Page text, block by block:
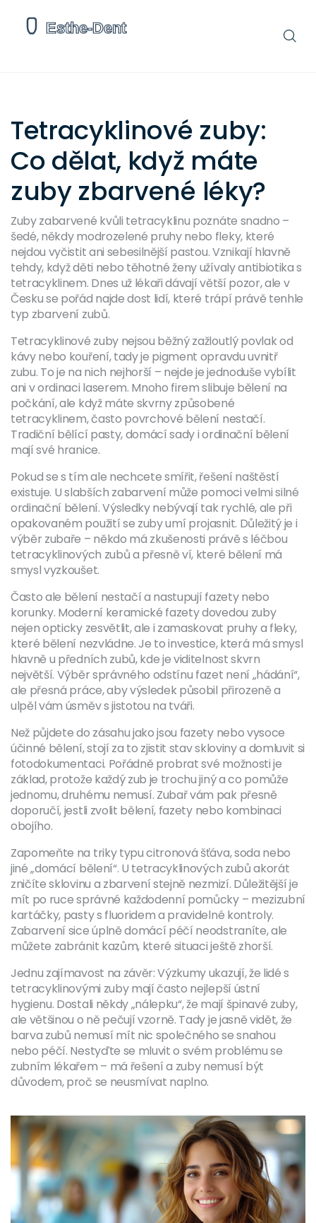
Tetracyklinové zuby:
Co dělat, když máte
zuby zbarvené léky?
Zuby zabarvené kvůli tetracyklinu poznáte snadno –
šedé, někdy modrozelené pruhy nebo fleky, které
nejdou vyčistit ani sebesilnější pastou. Vznikají hlavně
tehdy, když děti nebo těhotné ženy užívaly antibiotika s
tetracyklinem. Dnes už lékaři dávají větší pozor, ale v
Česku se pořád najde dost lidí, které trápí právě tenhle
typ zbarvení zubů.
Tetracyklinové zuby nejsou běžný zažloutlý povlak od
kávy nebo kouření, tady je pigment opravdu uvnitř
zubu. To je na nich nejhorší – nejde je jednoduše vybílit
ani v ordinaci laserem. Mnoho firem slibuje bělení na
počkání, ale když máte skvrny způsobené
tetracyklinem, často povrchové bělení nestačí.
Tradiční bělící pasty, domácí sady i ordinační bělení
mají své hranice.
Pokud se s tím ale nechcete smířit, řešení naštěstí
existuje. U slabších zabarvení může pomoci velmi silné
ordinační bělení. Výsledky nebývají tak rychlé, ale při
opakovaném použití se zuby umí projasnit. Důležitý je i
výběr zubaře – někdo má zkušenosti právě s léčbou
tetracyklinových zubů a přesně ví, které bělení má
smysl vyzkoušet.
Často ale bělení nestačí a nastupují fazety nebo
korunky. Moderní keramické fazety dovedou zuby
nejen opticky zesvětlit, ale i zamaskovat pruhy a fleky,
které bělení nezvládne. Je to investice, která má smysl
hlavně u předních zubů, kde je viditelnost skvrn
největší. Výběr správného odstínu fazet není „hádání“,
ale přesná práce, aby výsledek působil přirozeně a
ulpěl vám úsměv s jistotou na tváři.
Než půjdete do zásahu jako jsou fazety nebo vysoce
účinné bělení, stojí za to zjistit stav skloviny a domluvit si
fotodokumentaci. Pořádně probrat své možnosti je
základ, protože každý zub je trochu jiný a co pomůže
jednomu, druhému nemusí. Zubař vám pak přesně
doporučí, jestli zvolit bělení, fazety nebo kombinaci
obojího.
Zapomeňte na triky typu citronová šťáva, soda nebo
jiné „domácí bělení“. U tetracyklinových zubů akorát
zničíte sklovinu a zbarvení stejně nezmizí. Důležitější je
mít po ruce správné každodenní pomůcky – mezizubní
kartáčky, pasty s fluoridem a pravidelné kontroly.
Zabarvení sice úplně domácí péčí neodstraníte, ale
můžete zabránit kazům, které situaci ještě zhorší.
Jednu zajímavost na závěr: Výzkumy ukazují, že lidé s
tetracyklinovými zuby mají často nejlepší ústní
hygienu. Dostali někdy „nálepku“, že mají špinavé zuby,
ale většinou o ně pečují vzorně. Tady je jasně vidět, že
barva zubů nemusí mít nic společného se snahou
nebo péčí. Nestyďte se mluvit o svém problému se
zubním lékařem – má řešení a zuby nemusí být
důvodem, proč se neusmívat naplno.